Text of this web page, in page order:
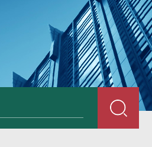
JDT-WN-Q20S食品